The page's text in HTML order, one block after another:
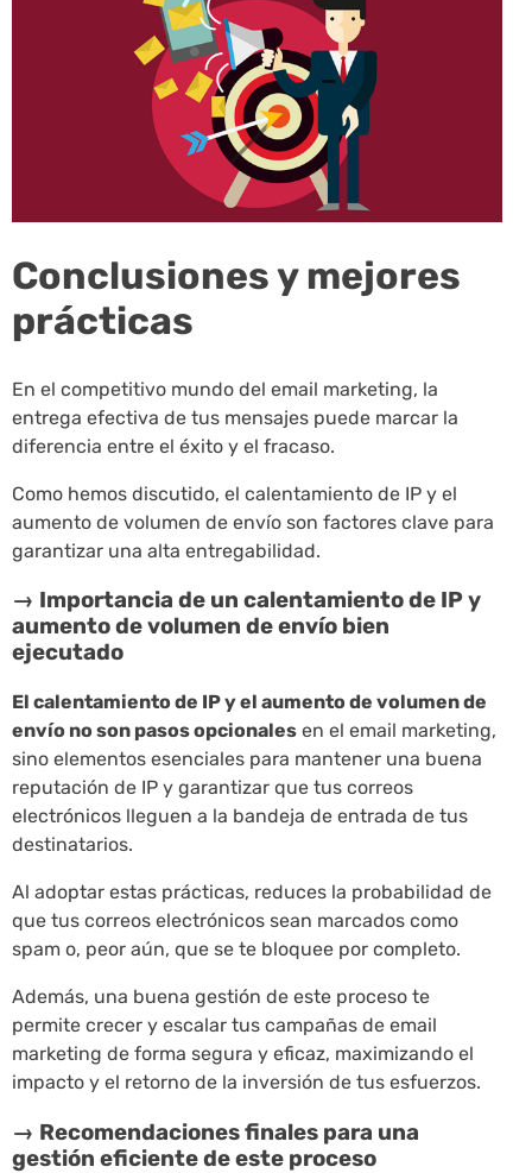
Conclusiones y mejores
prácticas
En el competitivo mundo del email marketing, la
entrega efectiva de tus mensajes puede marcar la
diferencia entre el éxito y el fracaso.
Como hemos discutido, el calentamiento de IP y el
aumento de volumen de envío son factores clave para
garantizar una alta entregabilidad.
→ Importancia de un calentamiento de IP y
aumento de volumen de envío bien
ejecutado
El calentamiento de IP y el aumento de volumen de
envío no son pasos opcionales en el email marketing,
sino elementos esenciales para mantener una buena
reputación de IP y garantizar que tus correos
electrónicos lleguen a la bandeja de entrada de tus
destinatarios.
Al adoptar estas prácticas, reduces la probabilidad de
que tus correos electrónicos sean marcados como
spam o, peor aún, que se te bloquee por completo.
Además, una buena gestión de este proceso te
permite crecer y escalar tus campañas de email
marketing de forma segura y eficaz, maximizando el
impacto y el retorno de la inversión de tus esfuerzos.
→ Recomendaciones finales para una
gestión eficiente de este proceso